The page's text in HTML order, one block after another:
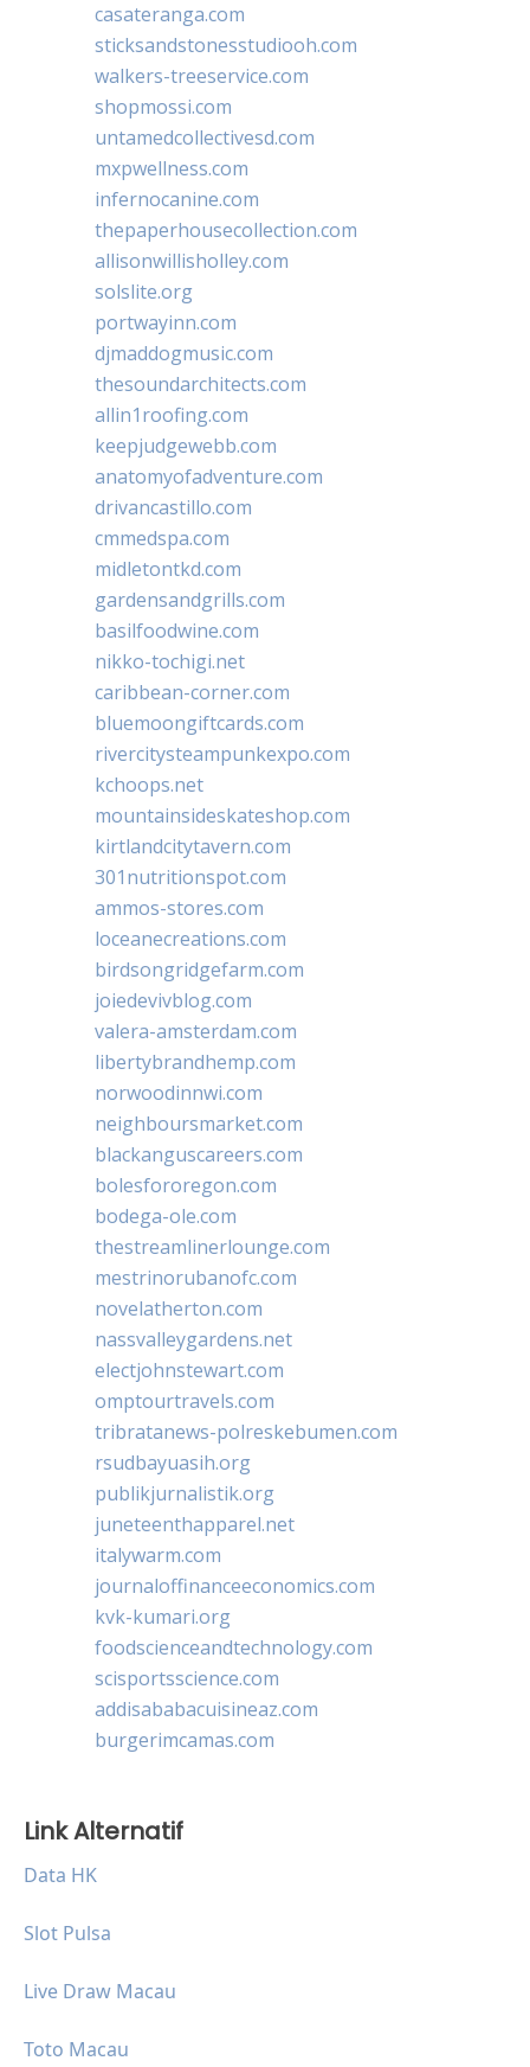
casateranga.com
sticksandstonesstudiooh.com
walkers-treeservice.com
shopmossi.com
untamedcollectivesd.com
mxpwellness.com
infernocanine.com
thepaperhousecollection.com
allisonwillisholley.com
solslite.org
portwayinn.com
djmaddogmusic.com
thesoundarchitects.com
allin1roofing.com
keepjudgewebb.com
anatomyofadventure.com
drivancastillo.com
cmmedspa.com
midletontkd.com
gardensandgrills.com
basilfoodwine.com
nikko-tochigi.net
caribbean-corner.com
bluemoongiftcards.com
rivercitysteampunkexpo.com
kchoops.net
mountainsideskateshop.com
kirtlandcitytavern.com
301nutritionspot.com
ammos-stores.com
loceanecreations.com
birdsongridgefarm.com
joiedevivblog.com
valera-amsterdam.com
libertybrandhemp.com
norwoodinnwi.com
neighboursmarket.com
blackanguscareers.com
bolesfororegon.com
bodega-ole.com
thestreamlinerlounge.com
mestrinorubanofc.com
novelatherton.com
nassvalleygardens.net
electjohnstewart.com
omptourtravels.com
tribratanews-polreskebumen.com
rsudbayuasih.org
publikjurnalistik.org
juneteenthapparel.net
italywarm.com
journaloffinanceeconomics.com
kvk-kumari.org
foodscienceandtechnology.com
scisportsscience.com
addisababacuisineaz.com
burgerimcamas.com
Link Alternatif
Data HK
Slot Pulsa
Live Draw Macau
Toto Macau